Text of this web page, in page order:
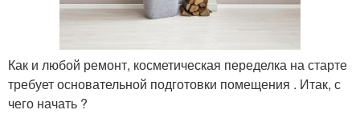
Как и любой ремонт, косметическая переделка на старте
требует основательной подготовки помещения . Итак, с
чего начать ?